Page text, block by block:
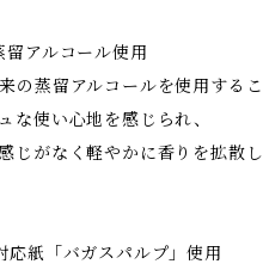
留アルコール使用
の蒸留アルコールを使用するこ
な使い心地を感じられ、
じがなく軽やかに香りを拡散し
応紙「バガスパルプ」使用